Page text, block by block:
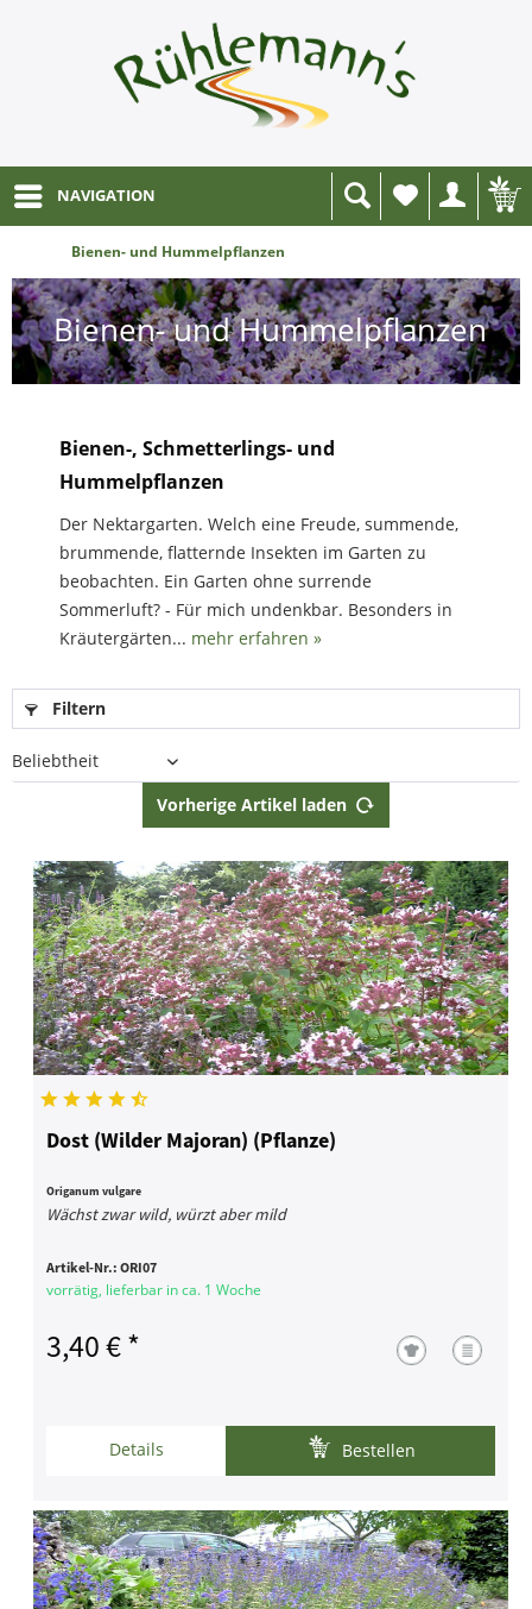
NAVIGATION
Wunschliste
Bienen- und Hummelpflanzen
Bienen- und Hummelpflanzen
Bienen-, Schmetterlings- und
Hummelpflanzen
Der Nektargarten. Welch eine Freude, summende,
brummende, flatternde Insekten im Garten zu
beobachten. Ein Garten ohne surrende
Sommerluft? - Für mich undenkbar. Besonders in
Kräutergärten... mehr erfahren »
Filtern
Vorherige Artikel laden
Dost (Wilder Majoran) (Pflanze)
Origanum vulgare
Wächst zwar wild, würzt aber mild
Artikel-Nr.:ORI07
vorrätig, lieferbar in ca. 1 Woche
3,40 € *
Details Bestellen